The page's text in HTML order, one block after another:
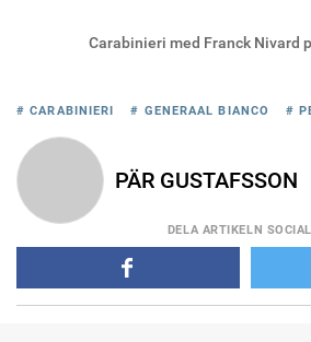
Carabinieri med Franck Nivard
# CARABINIERI # GENERAAL BIANCO #
PÄR GUSTAFSSON
DELA ARTIKELN